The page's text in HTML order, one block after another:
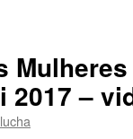
2017 –